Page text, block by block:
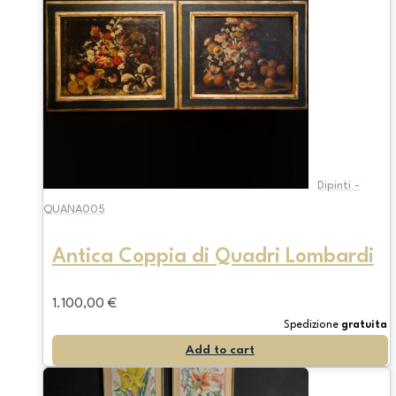
Dipinti -
QUANA005
Antica Coppia di Quadri Lombardi
1.100,00 €
Spedizione gratuita
Add to cart